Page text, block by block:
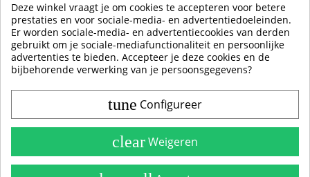
boy schuur
Goede kwaliteit stickers
Deze winkel vraagt je om cookies te accepteren voor betere
prestaties en voor sociale-media- en advertentiedoeleinden.
Er worden sociale-media- en advertentiecookies van derden
gebruikt om je sociale-mediafunctionaliteit en persoonlijke
advertenties te bieden. Accepteer je deze cookies en de
bijbehorende verwerking van je persoonsgegevens?
tune Configureer
clearWeigeren